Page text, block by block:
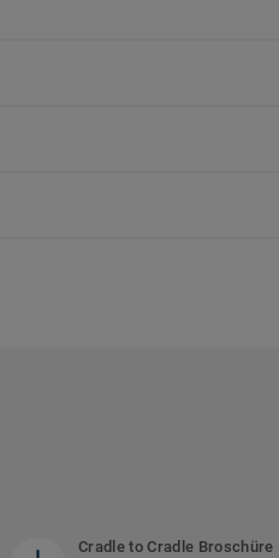
Cradle to Cradle Broschüre